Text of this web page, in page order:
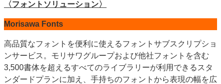
〈フォントソリューション〉
Morisawa Fonts
高品質なフォントを便利に使えるフォントサブスクリプショ
ンサービス。モリサワグループおよび他社フォントを含む
3,500書体を超えるすべてのライブラリーが利用できるスタ
ンダードプランに加え、手持ちのフォントから表現の幅を広